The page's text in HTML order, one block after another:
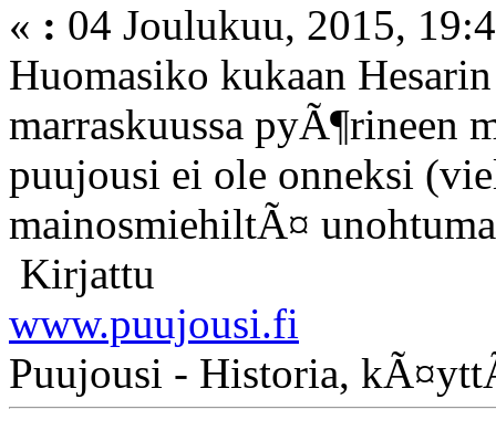
« : 04 Joulukuu, 2015,
Huomasiko kukaan
marraskuussa pyÃ¶rineen
puujousi ei ole onneksi
mainosmiehiltÃ¤
Kirjattu
www.puujousi.fi
Puujousi - Historia,